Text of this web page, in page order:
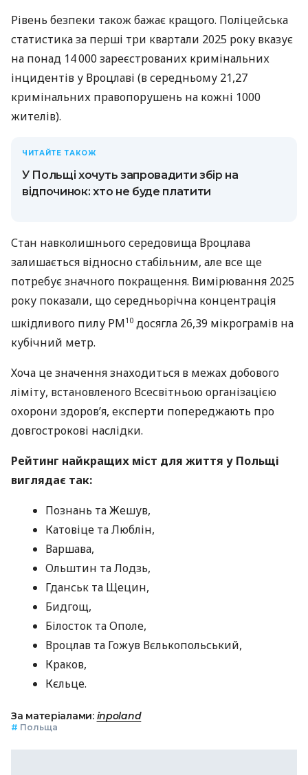
Рівень безпеки також бажає кращого. Поліцейська
статистика за перші три квартали 2025 року вказує
на понад 14 000 зареєстрованих кримінальних
інцидентів у Вроцлаві (в середньому 21,27
кримінальних правопорушень на кожні 1000
жителів).
ЧИТАЙТЕ ТАКОЖ
У Польщі хочуть запровадити збір на
відпочинок: хто не буде платити
Стан навколишнього середовища Вроцлава
залишається відносно стабільним, але все ще
потребує значного покращення. Вимірювання 2025
року показали, що середньорічна концентрація
шкідливого пилу PM10 досягла 26,39 мікрограмів на
кубічний метр.
Хоча це значення знаходиться в межах добового
ліміту, встановленого Всесвітньою організацією
охорони здоров’я, експерти попереджають про
довгострокові наслідки.
Рейтинг найкращих міст для життя у Польщі
виглядає так:
Познань та Жешув,
Катовіце та Люблін,
Варшава,
Ольштин та Лодзь,
Гданськ та Щецин,
Бидгощ,
Білосток та Ополе,
Вроцлав та Гожув Вєлькопольський,
Краков,
Кєльце.
За матеріалами: inpoland
# Польща